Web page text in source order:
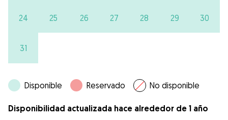
24 25 26 27 28 29 30
31
Disponible Reservado No disponible
Disponibilidad actualizada hace alrededor de 1 año